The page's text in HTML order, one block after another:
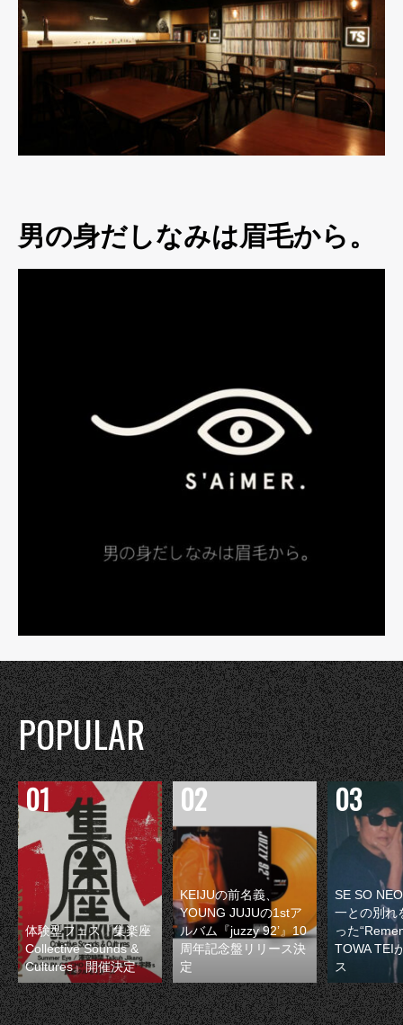
男の身だしなみは眉毛から。
POPULAR
体験型フェス『集楽座
Collective Sounds &
Cultures』開催決定
KEIJUの前名義、
YOUNG JUJUの1stア
ルバム『juzzy 92’』10
周年記念盤リリース決
定
SE SO
一との別れ
った
TOWA TEI
ス